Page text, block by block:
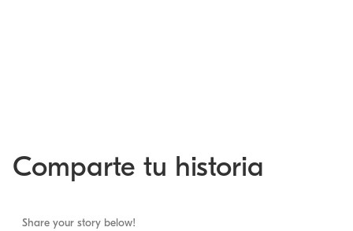
Comparte tu historia
Share your story below!